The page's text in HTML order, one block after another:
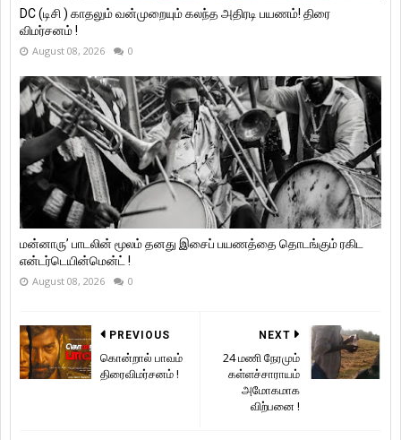
DC (டிசி ) காதலும் வன்முறையும் கலந்த அதிரடி பயணம்! திரை
விமர்சனம் !
August 08, 2026 0
மன்னாரு’ பாடலின் மூலம் தனது இசைப் பயணத்தை தொடங்கும் ரகிட
என்டர்டெயின்மென்ட் !
August 08, 2026 0
NEXT
24 மணி நேரமும்
கள்ளச்சாராயம்
அமோகமாக
விற்பனை !
PREVIOUS
கொன்றால் பாவம்
திரைவிமர்சனம் !